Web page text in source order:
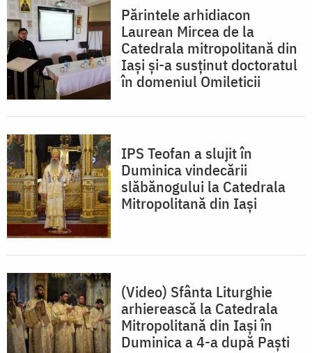
Părintele arhidiacon
Laurean Mircea de la
Catedrala mitropolitană din
Iași și-a susținut doctoratul
în domeniul Omileticii
IPS Teofan a slujit în
Duminica vindecării
slăbănogului la Catedrala
Mitropolitană din Iași
(Video) Sfânta Liturghie
arhierească la Catedrala
Mitropolitană din Iași în
Duminica a 4-a după Paști